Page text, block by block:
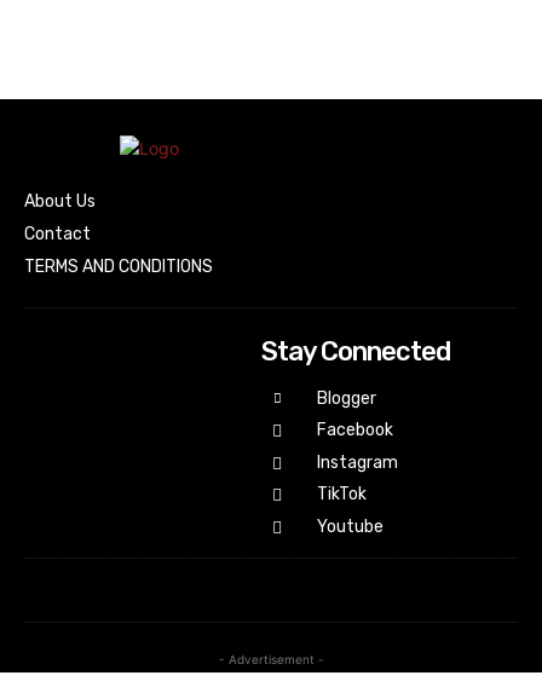
About Us
Contact
TERMS AND CONDITIONS
Stay Connected
Blogger
Facebook
Instagram
TikTok
Youtube
- Advertisement -